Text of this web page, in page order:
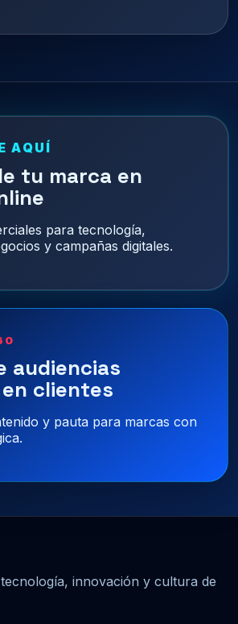
AQUÍ
tu marca en
para tecnología,
y campañas digitales.
audiencias
clientes
y pauta para marcas con
innovación y cultura de